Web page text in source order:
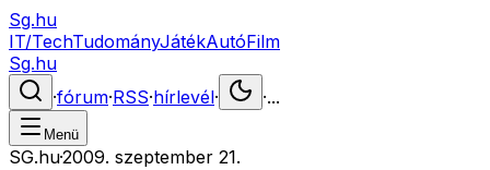
Sg.hu
IT/TechTudományJátékAutóFilm
Sg.hu
·fórum·RSS·hírlevél· ·...
Menü
SG.hu·2009. szeptember 21.